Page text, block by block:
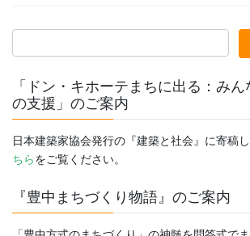
「ドン・キホーテまちに出る：み
の支援」のご案内
日本建築家協会発行の『建築と社会』に寄稿
ちらをご覧ください。
『豊中まちづくり物語』のご案内